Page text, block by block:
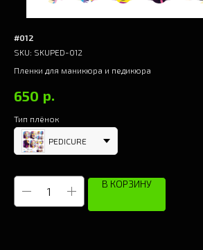
#012
SKU: SKUPED-012
Пленки для маникюра и педикюра
650 р.
Тип плёнок
PEDICURE
В КОРЗИНУ